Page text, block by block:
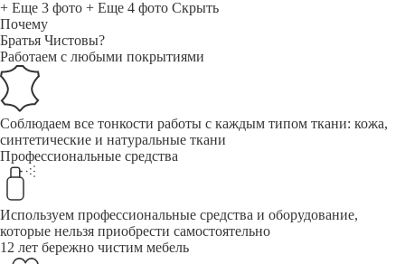
+ Еще 3 фото + Еще 4 фото Скрыть
Почему
Братья Чистовы?
Работаем с любыми покрытиями
Соблюдаем все тонкости работы с каждым типом ткани: кожа,
синтетические и натуральные ткани
Профессиональные средства
Используем профессиональные средства и оборудование,
которые нельзя приобрести самостоятельно
12 лет бережно чистим мебель